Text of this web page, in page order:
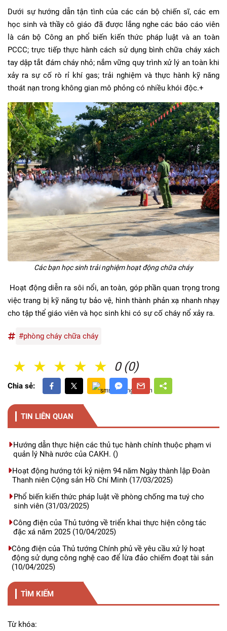
Dưới sự hướng dẫn tận tình của các cán bộ chiến sĩ, các em
học sinh và thầy cô giáo đã được lắng nghe các báo cáo viên
là cán bộ Công an phổ biến kiến thức pháp luật và an toàn
PCCC; trực tiếp thực hành cách sử dụng bình chữa cháy xách
tay dập tắt đám cháy nhỏ; nắm vững quy trình xử lý an toàn khi
xảy ra sự cố rò rỉ khí gas; trải nghiệm và thực hành kỹ năng
thoát nạn trong không gian mô phỏng có nhiều khói độc.+
Các bạn học sinh trải nghiệm hoạt động chữa cháy
Hoạt động diễn ra sôi nổi, an toàn, góp phần quan trọng trong
việc trang bị kỹ năng tự bảo vệ, hình thành phản xạ nhanh nhạy
cho tập thể giáo viên và học sinh khi có sự cố cháy nổ xảy ra.
#phòng cháy chữa cháy
0 (0)
5 Sao
4 Sao
3 Sao
2 Sao
1 Sao
Chia sẻ:
TIN LIÊN QUAN
Hướng dẫn thực hiện các thủ tục hành chính thuộc phạm vi
quản lý Nhà nước của CAKH. ()
Hoạt động hướng tới kỷ niệm 94 năm Ngày thành lập Đoàn
Thanh niên Cộng sản Hồ Chí Minh (17/03/2025)
Phổ biến kiến thức pháp luật về phòng chống ma tuý cho
sinh viên (31/03/2025)
Công điện của Thủ tướng về triển khai thực hiện công tác
đặc xá năm 2025 (10/04/2025)
Công điện của Thủ tướng Chính phủ về yêu cầu xử lý hoạt
động sử dụng công nghệ cao để lừa đảo chiếm đoạt tài sản
(10/04/2025)
TÌM KIẾM
Từ khóa: